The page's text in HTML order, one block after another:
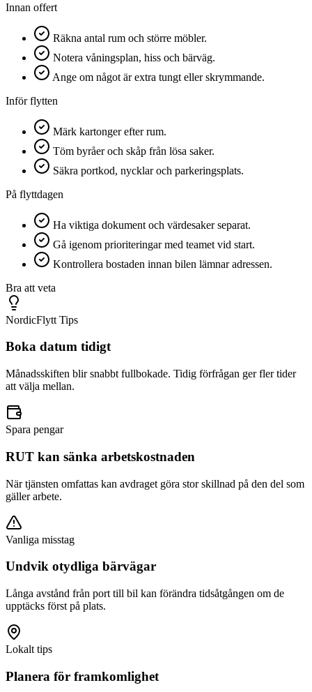
Innan offert
Räkna antal rum och större möbler.
Notera våningsplan, hiss och bärväg.
Ange om något är extra tungt eller skrymmande.
Inför flytten
Märk kartonger efter rum.
Töm byråer och skåp från lösa saker.
Säkra portkod, nycklar och parkeringsplats.
På flyttdagen
Ha viktiga dokument och värdesaker separat.
Gå igenom prioriteringar med teamet vid start.
Kontrollera bostaden innan bilen lämnar adressen.
Bra att veta
NordicFlytt Tips
Boka datum tidigt
Månadsskiften blir snabbt fullbokade. Tidig förfrågan ger fler tider
att välja mellan.
Spara pengar
RUT kan sänka arbetskostnaden
När tjänsten omfattas kan avdraget göra stor skillnad på den del som
gäller arbete.
Vanliga misstag
Undvik otydliga bärvägar
Långa avstånd från port till bil kan förändra tidsåtgången om de
upptäcks först på plats.
Lokalt tips
Planera för framkomlighet